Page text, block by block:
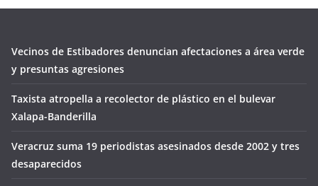
Vecinos de Estibadores denuncian afectaciones a área verde
y presuntas agresiones
Taxista atropella a recolector de plástico en el bulevar
Xalapa-Banderilla
Veracruz suma 19 periodistas asesinados desde 2002 y tres
desaparecidos